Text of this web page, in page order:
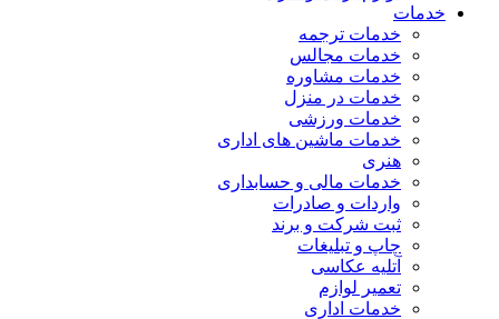
خدمات
خدمات ترجمه
خدمات مجالس
خدمات مشاوره
خدمات در منزل
خدمات ورزشی
خدمات ماشین های اداری
هنری
خدمات مالی و حسابداری
واردات و صادرات
ثبت شرکت و برند
چاپ و تبلیغات
آتلیه عکاسی
تعمیر لوازم
خدمات اداری